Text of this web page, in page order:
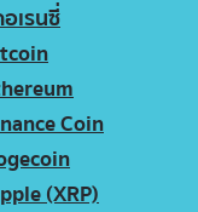
เรนซี่
Coin
(XRP)